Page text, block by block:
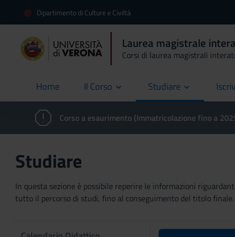
Dipartimento di Culture e Civiltà
Laurea magistrale
Corsi di laurea magistrali
Home
current Il Corso Studiare
Corso a esaurimento (Immatricolazione fino a
Studiare
In questa sezione è possibile reperire le informazioni
tutto il percorso di studi, fino al conseguimento del titolo finale.